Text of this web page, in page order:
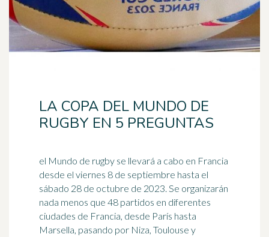
LA COPA DEL MUNDO DE
RUGBY EN 5 PREGUNTAS
el Mundo de rugby se llevará a cabo en Francia
desde el viernes 8 de septiembre hasta el
sábado 28 de octubre de 2023. Se organizarán
nada menos que 48 partidos en diferentes
ciudades de Francia, desde París hasta
Marsella, pasando por Niza, Toulouse y